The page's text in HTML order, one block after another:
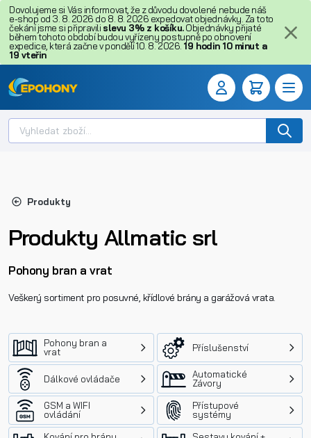
Dovolujeme si Vás informovat, že z důvodu dovolené nebude náš
e-shop od 3. 8. 2026 do 8. 8. 2026 expedovat objednávky. Za toto
čekání jsme si připravili slevu 3% z košíku.Objednávky přijaté
během tohoto období budou vyřízeny postupně po obnovení
expedice, která začne v pondělí 10. 8. 2026. 19 hodin 10 minut a
18 vteřin
Produkty
Produkty Allmatic srl
Pohony bran a vrat
Veškerý sortiment pro posuvné, křídlové brány a garážová vrata.
Pohony bran a
vrat
Příslušenství
Dálkové ovládače
Automatické
Závory
GSM a WIFI
ovládání
Přístupové
systémy